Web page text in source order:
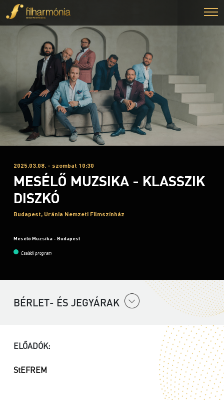
2025.03.08. - szombat 10:30
MESÉLŐ MUZSIKA - KLASSZIK
DISZKÓ
Budapest, Uránia Nemzeti Filmszínház
Mesélő Muzsika - Budapest
Családi program
BÉRLET- ÉS JEGYÁRAK
ELŐADÓK:
StEFREM